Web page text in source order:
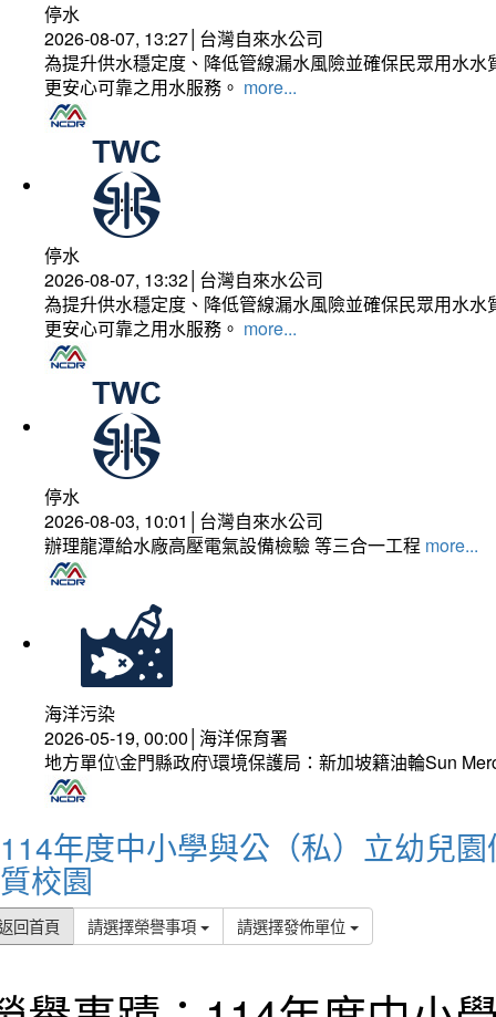
停水
2026-08-07, 13:27│台灣自來水公司
為提升供水穩定度、降低管線漏水風險並確保民眾用水
更安心可靠之用水服務。 more...
停水
2026-08-07, 13:32│台灣自來水公司
為提升供水穩定度、降低管線漏水風險並確保民眾用水
更安心可靠之用水服務。 more...
停水
2026-08-03, 10:01│台灣自來水公司
辦理龍潭給水廠高壓電氣設備檢驗 等三合一工程 more...
海洋污染
2026-05-19, 00:00│海洋保育署
地方單位\金門縣政府\環境保護局：新加坡籍油輪Sun
114年度中小學與公（私）立幼兒
質校園
回首頁 請選擇榮譽事項 請選擇發佈單位